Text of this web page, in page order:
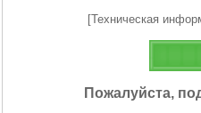
[Техническая
Пожалуйста,